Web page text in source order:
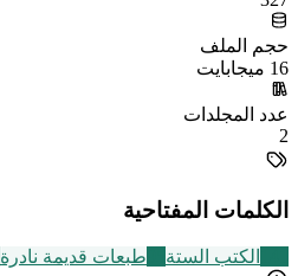
حجم الملف
16 ميجابايت
عدد المجلدات
2
الكلمات المفتاحية
الكتب الستة طبعات قديمة نادرة